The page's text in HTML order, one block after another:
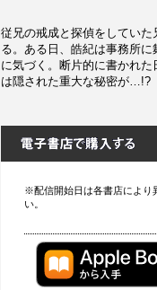
従兄の戒成と探偵をしてい
る。ある日、皓紀は事務所
に気づく。断片的に書かれ
は隠された重大な秘密が…!?
※配信開始日は各書店により
い。